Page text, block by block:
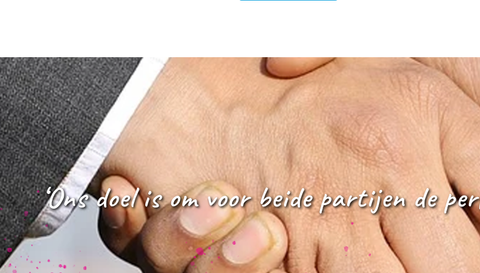
‘Ons doel is om voor beide partijen de